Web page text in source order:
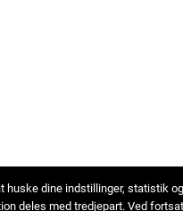
huske dine indstillinger, statistik
deles med tredjepart. Ved